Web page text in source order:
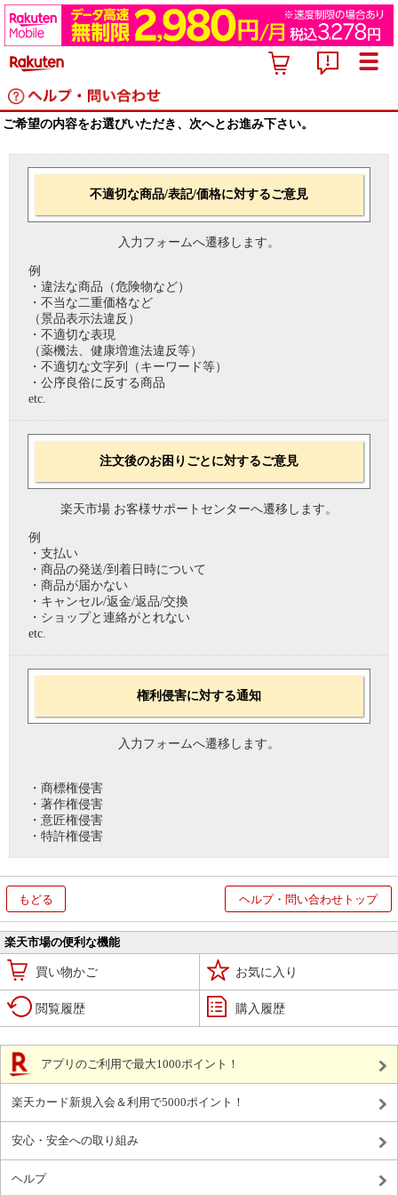
ご希望の内容をお選びいただき、次へとお進み下さい。
不適切な商品/表記/価格に対するご意見
入力フォームへ遷移します。
例
・違法な商品（危険物など）
・不当な二重価格など
（景品表示法違反）
・不適切な表現
（薬機法、健康増進法違反等）
・不適切な文字列（キーワード等）
・公序良俗に反する商品
etc.
注文後のお困りごとに対するご意見
楽天市場 お客様サポートセンターへ遷移します。
例
・支払い
・商品の発送/到着日時について
・商品が届かない
・キャンセル/返金/返品/交換
・ショップと連絡がとれない
etc.
権利侵害に対する通知
入力フォームへ遷移します。
・商標権侵害
・著作権侵害
・意匠権侵害
・特許権侵害
もどる ヘルプ・問い合わせトップ
楽天市場の便利な機能
買い物かご お気に入り
閲覧履歴 購入履歴
アプリのご利用で最大1000ポイント！
楽天カード新規入会＆利用で5000ポイント！
安心・安全への取り組み
ヘルプ